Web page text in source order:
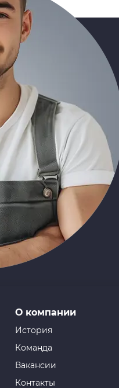
О компании
История
Команда
Вакансии
Контакты